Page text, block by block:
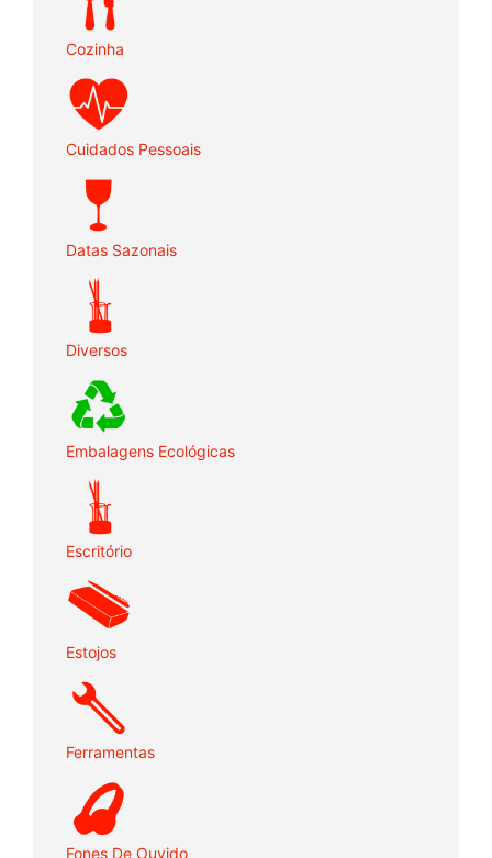
Cozinha
Cuidados Pessoais
Datas Sazonais
Diversos
Embalagens Ecológicas
Escritório
Estojos
Ferramentas
Fones De Ouvido